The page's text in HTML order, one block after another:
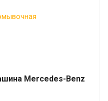
Mercedes-Benz